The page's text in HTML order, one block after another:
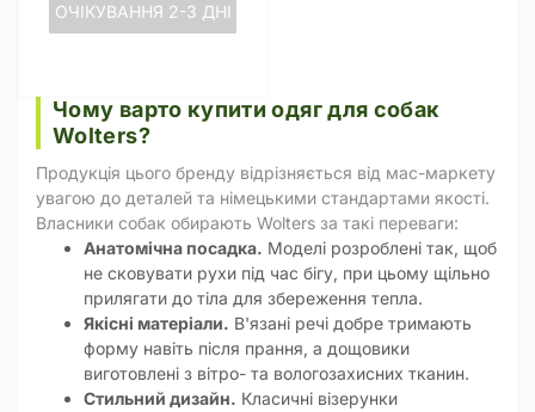
ОЧІКУВАННЯ 2-3 ДНІ
Чому варто купити одяг для собак
Wolters?
Продукція цього бренду відрізняється від мас-маркету
увагою до деталей та німецькими стандартами якості.
Власники собак обирають Wolters за такі переваги:
Анатомічна посадка. Моделі розроблені так, щоб
не сковувати рухи під час бігу, при цьому щільно
прилягати до тіла для збереження тепла.
Якісні матеріали. В'язані речі добре тримають
форму навіть після прання, а дощовики
виготовлені з вітро- та вологозахисних тканин.
Стильний дизайн. Класичні візерунки